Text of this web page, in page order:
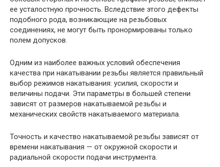
ее усталостную прочность. Вследствие этого дефекты
подобного рода, возникающие на резьбовых
соединениях, не могут быть пронормированы только
полем допусков.
Одним из наиболее важных условий обеспечения
качества при накатывании резьбы является правильный
выбор режимов накатывания: усилия, скорости и
величины подачи. Эти параметры в большей степени
зависят от размеров накатываемой резьбы и
механических свойств накатываемого материала.
Точность и качество накатываемой резьбы зависят от
времени накатывания — от окружной скорости и
радиальной скорости подачи инструмента.